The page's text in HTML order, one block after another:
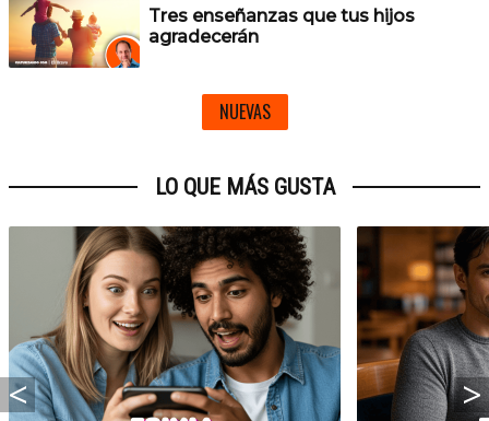
Tres enseñanzas que tus hijos
agradecerán
NUEVAS
LO QUE MÁS GUSTA